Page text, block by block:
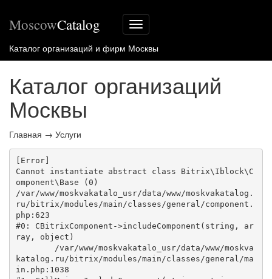
Меню
сайта
MoscowCatalog
Каталог организаций и фирм Москвы
Каталог организаций
Москвы
Главная → Услуги
[Error]
Cannot instantiate abstract class Bitrix\Iblock\C
omponent\Base (0)
/var/www/moskvakatalo_usr/data/www/moskvakatalog.
ru/bitrix/modules/main/classes/general/component.
php:623
#0: CBitrixComponent->includeComponent(string, ar
ray, object)
katalog.ru/bitrix/modules/main/classes/general/ma
in.php:1038